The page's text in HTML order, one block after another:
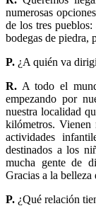
numerosas
de los tres
bodegas de piedra,
P. ¿A quién va
R. A todo el
empezando por
nuestra localidad
kilómetros. Vienen
actividades
destinados a los
mucha gente de
Gracias a la
P. ¿Qué relación